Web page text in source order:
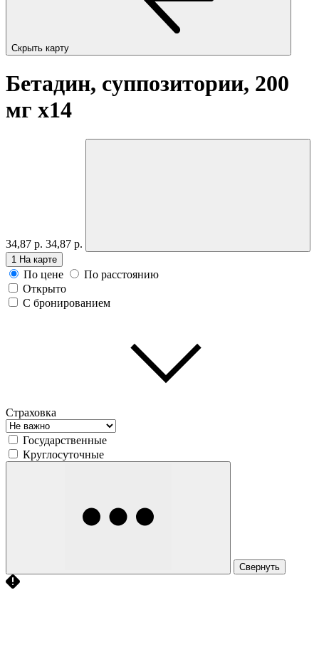
Скрыть карту
Бетадин, суппозитории, 200
мг x14
34,87 р. 34,87 р.
1 На карте
По цене
По расстоянию
Открыто
С бронированием
Страховка
Государственные
Круглосуточные
Свернуть